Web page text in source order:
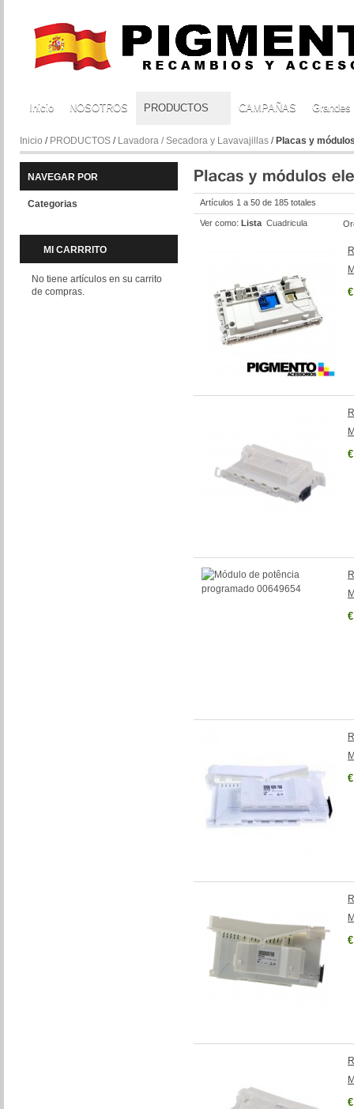
Inicio NOSOTROS PRODUCTOS CAMPAÑAS
Inicio / PRODUCTOS / Lavadora / Secadora y Lavavajillas / Placas y
NAVEGAR POR
Categorias
MI CARRRITO
No tiene artículos en su carrito
de compras.
Artículos 1 a 50 de 185 totales
Ver como: Lista Cuadricula